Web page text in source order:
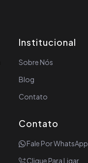
Institucional
Sobre Nós
Blog
Contato
Contato
Fale Por WhatsApp
Clique Para Ligar